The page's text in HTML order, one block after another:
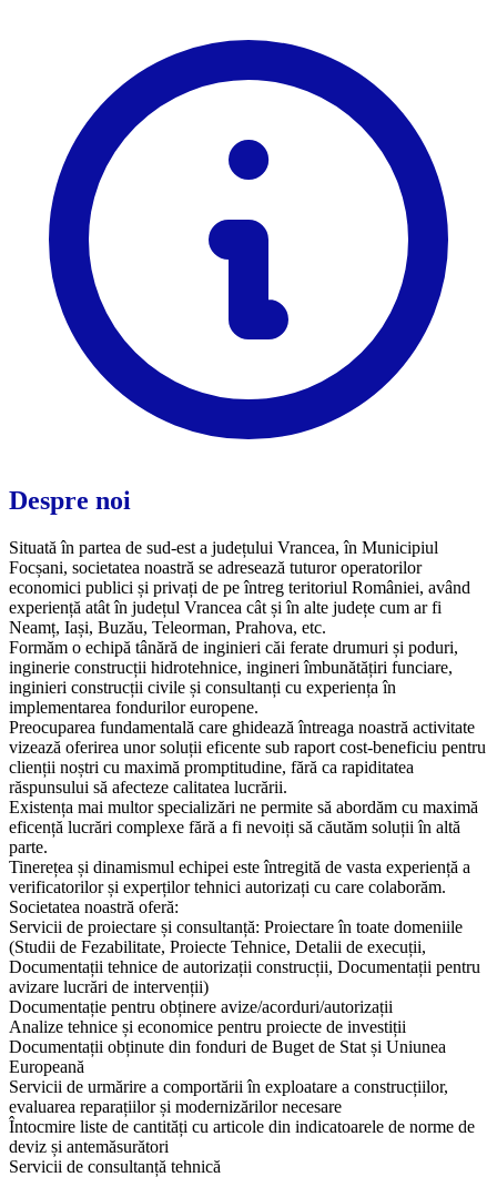
Despre noi
Situată în partea de sud-est a județului Vrancea, în Municipiul
Focșani, societatea noastră se adresează tuturor operatorilor
economici publici și privați de pe întreg teritoriul României, având
experiență atât în județul Vrancea cât și în alte județe cum ar fi
Neamț, Iași, Buzău, Teleorman, Prahova, etc.
Formăm o echipă tânără de inginieri căi ferate drumuri și poduri,
inginerie construcții hidrotehnice, ingineri îmbunătățiri funciare,
inginieri construcții civile și consultanți cu experiența în
implementarea fondurilor europene.
Preocuparea fundamentală care ghidează întreaga noastră activitate
vizează oferirea unor soluții eficente sub raport cost-beneficiu pentru
clienții noștri cu maximă promptitudine, fără ca rapiditatea
răspunsului să afecteze calitatea lucrării.
Existența mai multor specializări ne permite să abordăm cu maximă
eficență lucrări complexe fără a fi nevoiți să căutăm soluții în altă
parte.
Tinerețea și dinamismul echipei este întregită de vasta experiență a
verificatorilor și experților tehnici autorizați cu care colaborăm.
Societatea noastră oferă:
Servicii de proiectare și consultanță: Proiectare în toate domeniile
(Studii de Fezabilitate, Proiecte Tehnice, Detalii de execuții,
Documentații tehnice de autorizații construcții, Documentații pentru
avizare lucrări de intervenții)
Documentație pentru obținere avize/acorduri/autorizații
Analize tehnice și economice pentru proiecte de investiții
Documentații obținute din fonduri de Buget de Stat și Uniunea
Europeană
Servicii de urmărire a comportării în exploatare a construcțiilor,
evaluarea reparațiilor și modernizărilor necesare
Întocmire liste de cantități cu articole din indicatoarele de norme de
deviz și antemăsurători
Servicii de consultanță tehnică